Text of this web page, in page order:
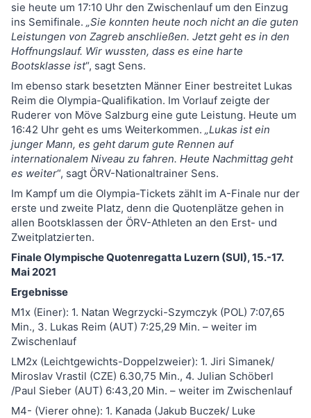
sie heute um 17:10 Uhr den Zwischenlauf um den Einzug
ins Semifinale. „Sie konnten heute noch nicht an die guten
Leistungen von Zagreb anschließen. Jetzt geht es in den
Hoffnungslauf. Wir wussten, dass es eine harte
Bootsklasse ist“, sagt Sens.
Im ebenso stark besetzten Männer Einer bestreitet Lukas
Reim die Olympia-Qualifikation. Im Vorlauf zeigte der
Ruderer von Möve Salzburg eine gute Leistung. Heute um
16:42 Uhr geht es ums Weiterkommen. „Lukas ist ein
junger Mann, es geht darum gute Rennen auf
internationalem Niveau zu fahren. Heute Nachmittag geht
es weiter“, sagt ÖRV-Nationaltrainer Sens.
Im Kampf um die Olympia-Tickets zählt im A-Finale nur der
erste und zweite Platz, denn die Quotenplätze gehen in
allen Bootsklassen der ÖRV-Athleten an den Erst- und
Zweitplatzierten.
Finale Olympische Quotenregatta Luzern (SUI), 15.-17.
Mai 2021
Ergebnisse
M1x (Einer): 1. Natan Wegrzycki-Szymczyk (POL) 7:07,65
Min., 3. Lukas Reim (AUT) 7:25,29 Min. – weiter im
Zwischenlauf
LM2x (Leichtgewichts-Doppelzweier): 1. Jiri Simanek/
Miroslav Vrastil (CZE) 6.30,75 Min., 4. Julian Schöberl
/Paul Sieber (AUT) 6:43,20 Min. – weiter im Zwischenlauf
M4- (Vierer ohne): 1. Kanada (Jakub Buczek/ Luke